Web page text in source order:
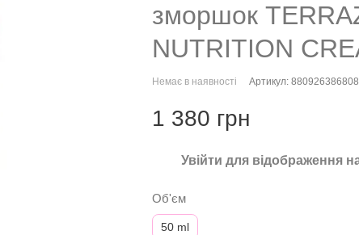
зморшок
NUTRITION
Немає в наявності Артикул:
1 380 грн
Увійти для відображення
Об'єм
50 ml